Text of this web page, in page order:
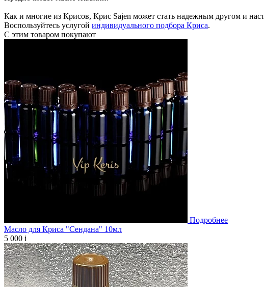
Как и многие из Крисов, Крис Sajen может стать надежным другом и
Воспользуйтесь услугой индивидуального подбора Криса.
С этим товаром покупают
Подробнее
Масло для Криса "Сендана" 10мл
5 000 i